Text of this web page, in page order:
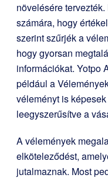
növelésére
számára, hogy
szerint szűrjék a
hogy gyorsan
információkat. Yotpo
például a
véleményt is
leegyszerűsítve a
A vélemények
elköteleződést,
jutalmaznak. Most